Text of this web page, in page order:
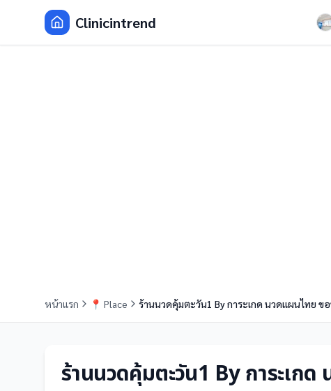
Clinicintrend
หน้าแรก 📍 Place ร้านนวดคุ้มตะวัน1 By การะเกด นวดแผนไทย ข
ร้านนวดคุ้มตะวัน1 By การะเก